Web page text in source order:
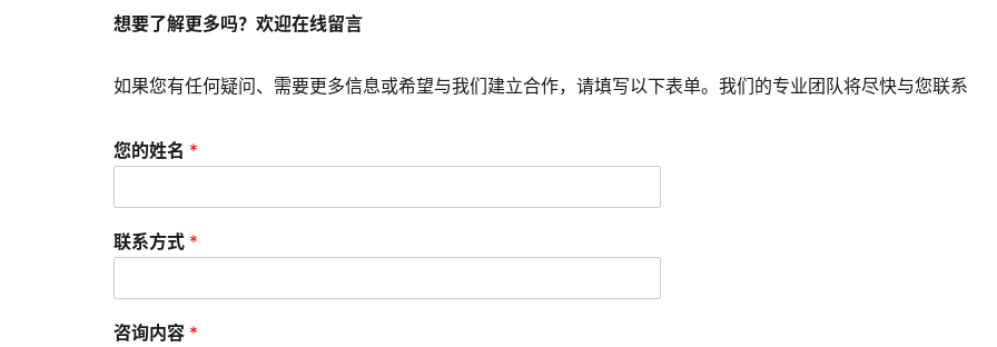
想要了解更多吗？欢迎在线留言
如果您有任何疑问、需要更多信息或希望与我们建立合作，请填写以下表单。我们的专业团队将尽快与您联系
您的姓名 *
联系方式 *
咨询内容 *